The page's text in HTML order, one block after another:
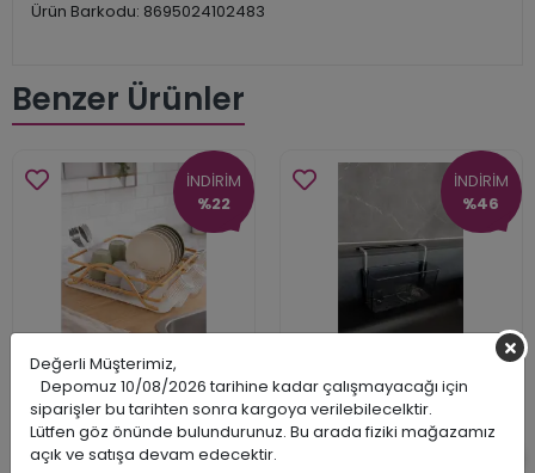
Ürün Barkodu: 8695024102483
Benzer Ürünler
İNDİRİM
%22
Bianka Bulaşık
Sepeti Alüminyum
Gold
İNDİRİM
%46
Mutfak Evye İçi
Süngerlik - Şeffaf
Değerli Müşterimiz,
Depomuz 10/08/2026 tarihine kadar çalışmayacağı için
siparişler bu tarihten sonra kargoya verilebilecelktir.
Lütfen göz önünde bulundurunuz. Bu arada fiziki mağazamız
açık ve satışa devam edecektir.